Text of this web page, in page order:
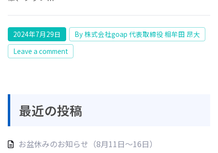
2024年7月29日
By 株式会社goap 代表取締役 相牟田 昂大
Leave a comment
最近の投稿
お盆休みのお知らせ（8月11日〜16日）